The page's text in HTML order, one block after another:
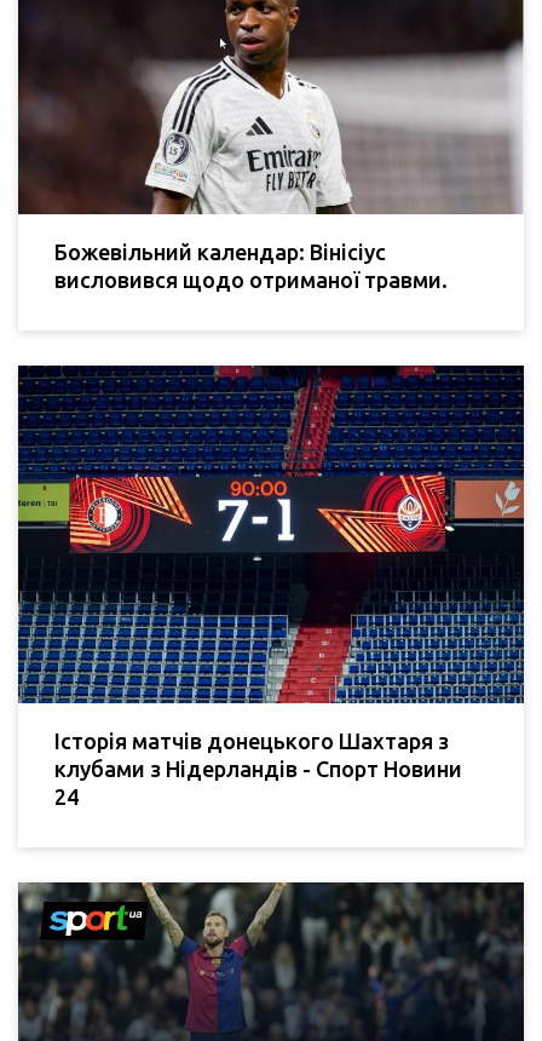
Божевільний календар: Вінісіус
висловився щодо отриманої травми.
Історія матчів донецького Шахтаря з
клубами з Нідерландів - Спорт Новини
24